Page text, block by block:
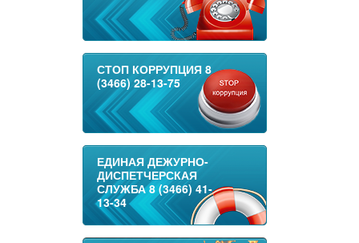
СТОП КОРРУПЦИЯ 8
(3466) 28-13-75
ЕДИНАЯ ДЕЖУРНО-
ДИСПЕТЧЕРСКАЯ
СЛУЖБА 8 (3466) 41-
13-34